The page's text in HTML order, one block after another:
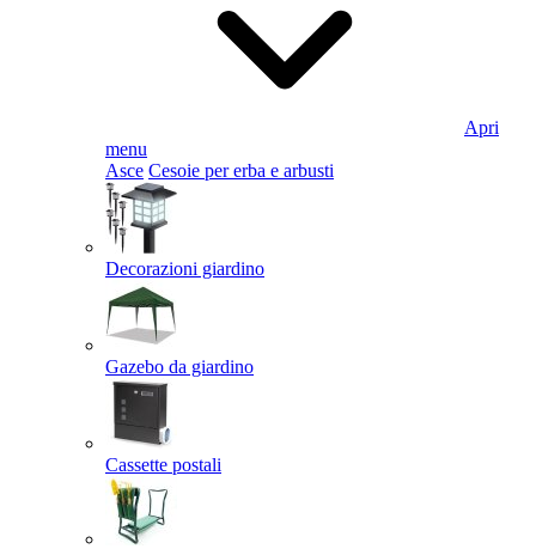
Apri
menu
Asce Cesoie per erba e arbusti
Decorazioni giardino
Gazebo da giardino
Cassette postali